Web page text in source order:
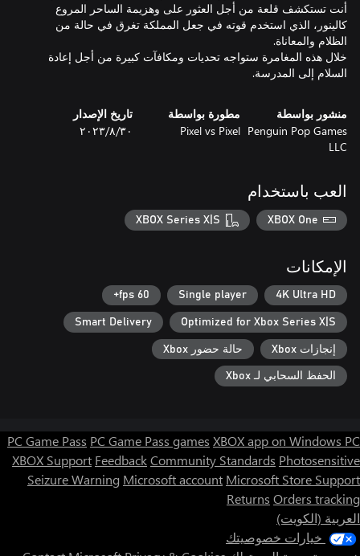
أنت تستكشف قلعة من أجل العثور على وهزيمة الساحر المروع
كالينور، الذي استخدم قوته في جعل المملكة تغرق في حالة من
خلال هذه المغامرة ستواجه تحديات ومكافآت كبيرة من أجل إعادة
السلام إلى المدرسة.
منشور بواسطة
Penguin Pop Games
LLC
مطورة بواسطة
Pixel vs Pixel
تاريخ الإصدار
٣٠‏/٨‏/٢٠٢٣
العب باستخدام
XBOX One
XBOX Series X|S
الإمكانات
4K Ultra HD
Single player
60 fps+
Optimized for Xbox Series X|S
Smart Delivery
إنجازات Xbox حالة حضور Xbox
الحفظ السحابي لـ Xbox
PC Game Pass PC Game Pass games XBOX app on Windows PC
XBOX Support FeedbackCommunity Standards Photosensitive
Seizure Warning Microsoft account Microsoft Store Support
Returns Orders tracking
العربية (الكويت)
خيارات خصوصيتك